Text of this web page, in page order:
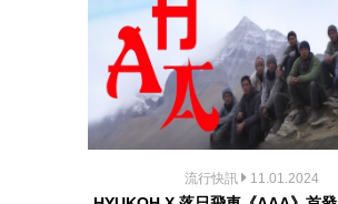
流行快訊 11.01.2024